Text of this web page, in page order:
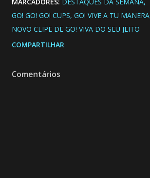
GO! GO! GO! CUPS GO! VIVE A TU MANERA
NOVO CLIPE DE GO! VIVA DO SEU JEITO
COMPARTILHAR
Comentários